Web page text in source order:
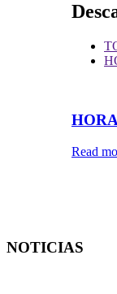
Read
NOTICIAS